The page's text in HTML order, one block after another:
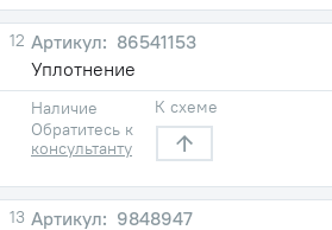
12
86541153
Уплотнение
Наличие
Обратитесь к
консультанту
К схеме
13
9848947